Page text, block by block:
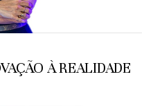
À REALIDADE